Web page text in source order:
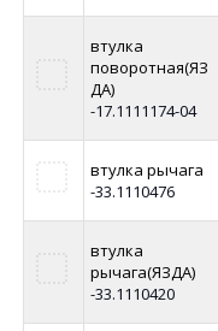
втулка
поворотная(ЯЗ
ДА)
-17.1111174-04
втулка рычага
-33.1110476
втулка
рычага(ЯЗДА)
-33.1110420